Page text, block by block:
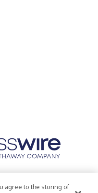
Statement
agree to the storing of